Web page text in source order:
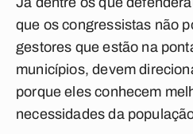
que os congressistas não
gestores que estão na
municípios, devem
porque eles conhecem
necessidades da